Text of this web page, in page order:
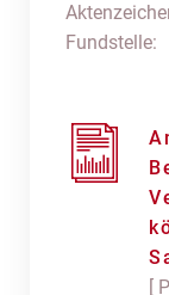
Fundstelle:
[